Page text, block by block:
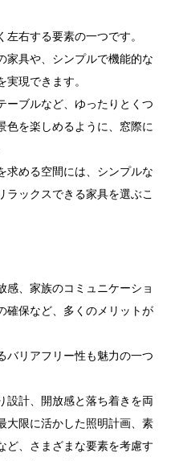
右する要素の一つです。
家具や、シンプルで機能的な
現できます。
ーブルなど、ゆったりとくつ
色を楽しめるように、窓際に
求める空間には、シンプルな
ラックスできる家具を選ぶこ
感、家族のコミュニケーショ
確保など、多くのメリットが
バリアフリー性も魅力の一つ
設計、開放感と落ち着きを両
大限に活かした照明計画、素
ど、さまざまな要素を考慮す